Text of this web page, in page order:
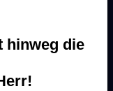
hinweg die